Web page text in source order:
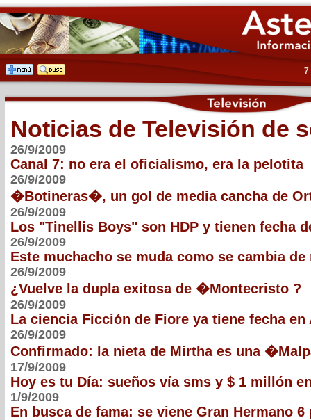
7
Noticias de Televisión de
26/9/2009
Canal 7: no era el oficialismo, era la pelotita
26/9/2009
�Botineras�, un gol de media cancha de
26/9/2009
Los "Tinellis Boys" son HDP y tienen fecha
26/9/2009
Este muchacho se muda como se cambia de
26/9/2009
¿Vuelve la dupla exitosa de �Montecristo ?
26/9/2009
La ciencia Ficción de Fiore ya tiene fecha en
26/9/2009
Confirmado: la nieta de Mirtha es una
17/9/2009
Hoy es tu Día: sueños vía sms y $ 1 millón
1/9/2009
En busca de fama: se viene Gran Hermano 6